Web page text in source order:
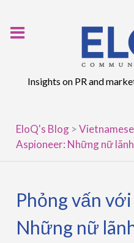
Insights on PR and
EloQ's Blog >Vietnamese
Aspioneer: Những nữ
Phỏng vấn
Những nữ